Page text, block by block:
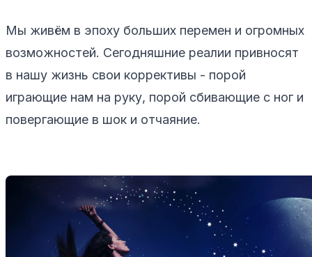
Мы живём в эпоху больших перемен и огромных
возможностей. Сегодняшние реалии привносят
в нашу жизнь свои коррективы - порой
играющие нам на руку, порой сбивающие с ног и
повергающие в шок и отчаяние.